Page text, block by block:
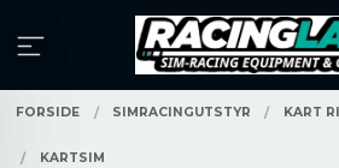
innholdet
FORSIDE SIMRACINGUTSTYR KART
KARTSIM